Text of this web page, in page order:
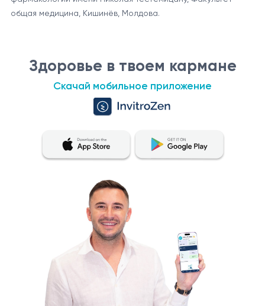
общая медицина, Кишинёв, Молдова.
Здоровье в твоем кармане
Скачай мобильное приложение